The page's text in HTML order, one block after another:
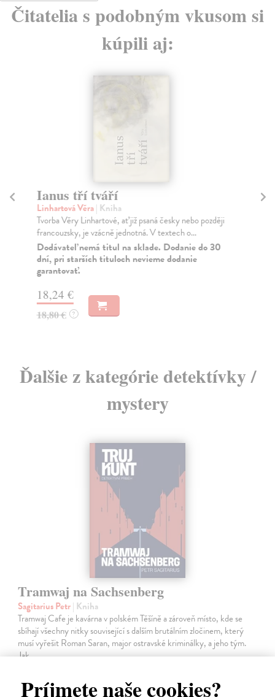
Príjmete naše cookies?
Čitatelia s podobným vkusom si
kúpili aj:
Ianus tří tváří
Linhartová Věra| Kniha
Tvorba Věry Linhartové, ať již psaná česky nebo později
francouzsky, je vzácně jednotná. V textech o...
Dodávateľ nemá titul na sklade. Dodanie do 30
dní, pri starších tituloch nevieme dodanie
garantovať.
18,24 €
18,80 € ?
Ďalšie z kategórie detektívky /
mystery
Tramwaj na Sachsenberg
Sagitarius Petr| Kniha
Tramwaj Cafe je kavárna v polském Těšíně a zároveň místo, kde se
sbíhají všechny nitky související s dalším brutálním zločinem, který
musí vyřešit Roman Saran, major ostravské kriminálky, a jeho tým.
Jak…
15,91 €